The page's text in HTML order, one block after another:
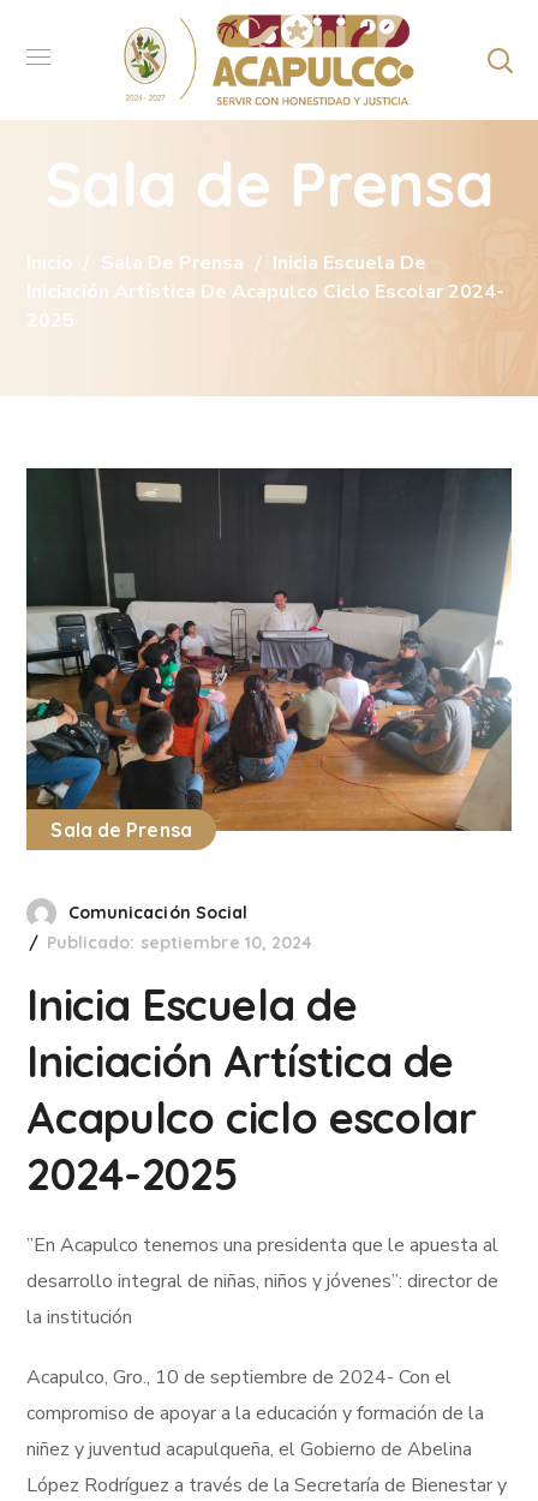
Sala de Prensa
Inicio Sala De Prensa
Inicia Escuela De
Iniciación Artística De Acapulco Ciclo Escolar 2024-
2025
Sala de Prensa
Comunicación Social
Publicado: septiembre 10, 2024
Inicia Escuela de
Iniciación Artística de
Acapulco ciclo escolar
2024-2025
”En Acapulco tenemos una presidenta que le apuesta al
desarrollo integral de niñas, niños y jóvenes”: director de
la institución
Acapulco, Gro., 10 de septiembre de 2024- Con el
compromiso de apoyar a la educación y formación de la
niñez y juventud acapulqueña, el Gobierno de Abelina
López Rodríguez a través de la Secretaría de Bienestar y